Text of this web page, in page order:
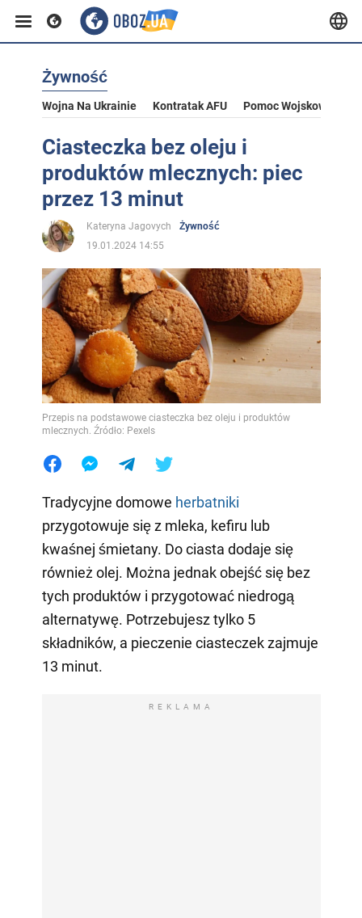
Żywność
Wojna Na Ukrainie Kontratak AFU Pomoc Wojskowa Dla
Ciasteczka bez oleju i
produktów mlecznych: piec
przez 13 minut
Kateryna Jagovych
Żywność
19.01.2024 14:55
Przepis na podstawowe ciasteczka bez oleju i produktów
mlecznych. Źródło: Pexels
Tradycyjne domowe herbatniki
przygotowuje się z mleka, kefiru lub
kwaśnej śmietany. Do ciasta dodaje się
również olej. Można jednak obejść się bez
tych produktów i przygotować niedrogą
alternatywę. Potrzebujesz tylko 5
składników, a pieczenie ciasteczek zajmuje
13 minut.
REKLAMA